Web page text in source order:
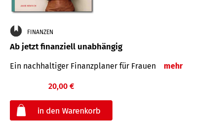
FINANZEN
Ab jetzt finanziell unabhängig
Ein nachhaltiger Finanzplaner für Frauen mehr
20,00 €